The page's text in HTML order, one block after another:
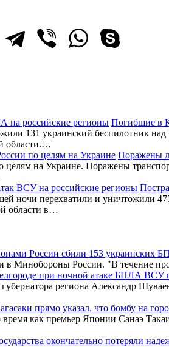
Погибшие в
131 украинский беспилотник
области.…
Поражены
на Украине. Поражены
ночи перехватили и уничтожили
области в…
России сбили 153 украинских
Минобороны России. "В течение
при ночной атаке БПЛА ВСУ
региона Александр
прямо указал, что бомбу на
как премьер Японии Санаэ
окончательно потеряли